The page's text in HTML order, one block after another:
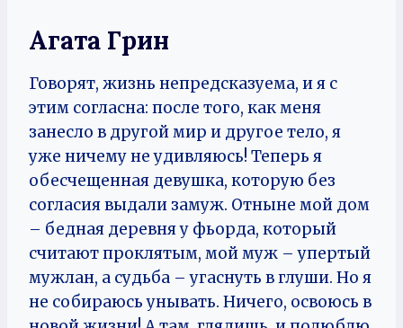
Агата Грин
Говорят, жизнь непредсказуема, и я с
этим согласна: после того, как меня
занесло в другой мир и другое тело, я
уже ничему не удивляюсь! Теперь я
обесчещенная девушка, которую без
согласия выдали замуж. Отныне мой дом
– бедная деревня у фьорда, который
считают проклятым, мой муж – упертый
мужлан, а судьба – угаснуть в глуши. Но я
не собираюсь унывать. Ничего, освоюсь в